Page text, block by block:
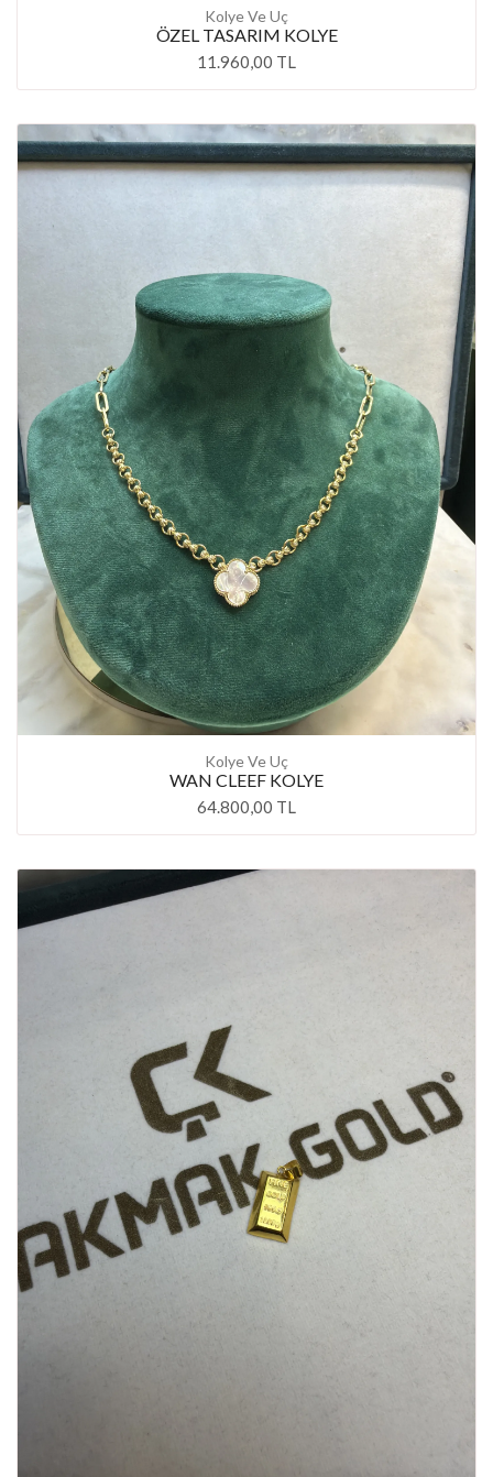
Kolye Ve Uç
ÖZEL TASARIM KOLYE
11.960,00 TL
Kolye Ve Uç
WAN CLEEF KOLYE
64.800,00 TL